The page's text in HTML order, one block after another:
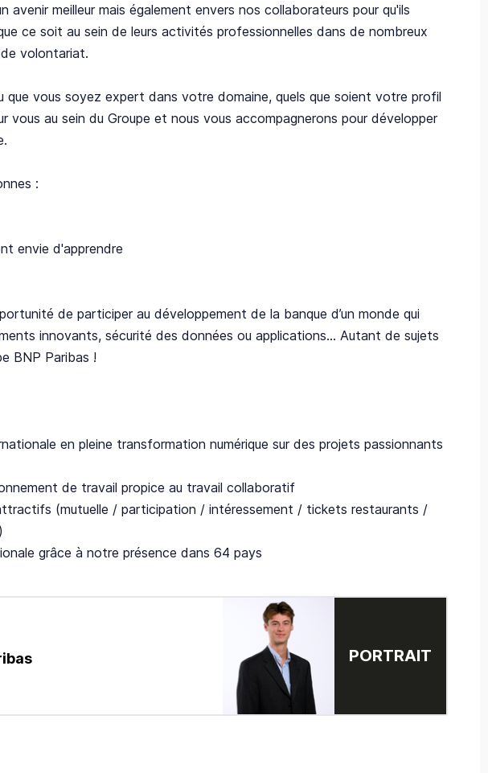
avenir meilleur mais également envers nos collaborateurs pour qu'ils
ce soit au sein de leurs activités professionnelles dans de nombreux
volontariat.
que vous soyez expert dans votre domaine, quels que soient votre profil
au sein du Groupe et nous vous accompagnerons pour développer
:
envie d'apprendre
de participer au développement de la banque d’un monde qui
innovants, sécurité des données ou applications... Autant de sujets
BNP Paribas !
en pleine transformation numérique sur des projets passionnants
de travail propice au travail collaboratif
(mutuelle / participation / intéressement / tickets restaurants /
grâce à notre présence dans 64 pays
PORTRAIT